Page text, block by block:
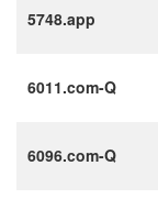
5748.app
6011.com-Q
6096.com-Q